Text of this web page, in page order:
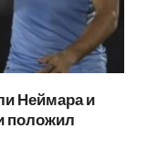
Неймара и
положил